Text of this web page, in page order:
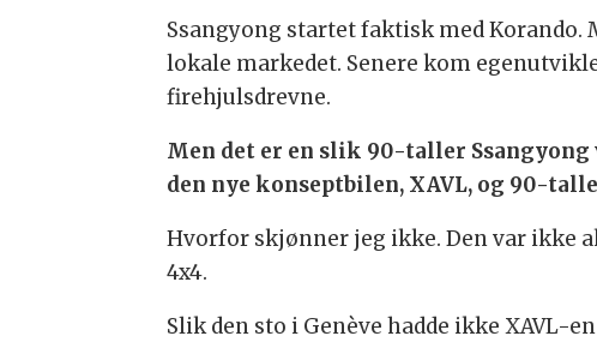
Ssangyong startet faktisk med Korando.
lokale markedet. Senere kom
firehjulsdrevne.
Men det er en slik 90-taller
den nye konseptbilen, XAVL, og 90-
Hvorfor skjønner jeg ikke. Den var ikke
4x4.
Slik den sto i Genève hadde ikke XAVL-